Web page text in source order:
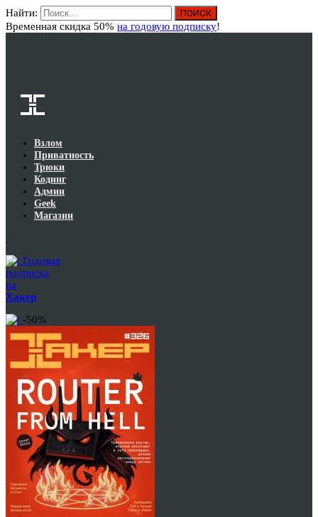
Найти:
Временная скидка 50% на годовую подписку!
Взлом
Приватность
Трюки
Кодинг
Админ
Geek
Магазин
Годовая
подписка
на
Хакер
-50%